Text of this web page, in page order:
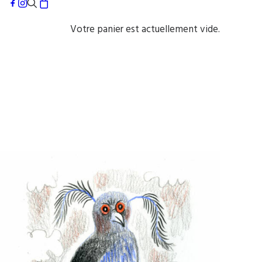
Votre panier est actuellement vide.